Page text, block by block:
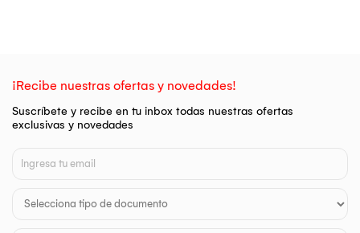
¡Recibe nuestras ofertas y novedades!
Suscríbete y recibe en tu inbox todas nuestras ofertas
exclusivas y novedades